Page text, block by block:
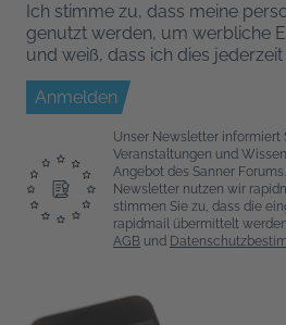
Ich stimme zu, dass meine
genutzt werden, um werbliche
und weiß, dass ich dies
Anmelden
Unser Newsletter informiert
Veranstaltungen und
Angebot des Sanner
Newsletter nutzen wir
stimmen Sie zu, dass die
rapidmail übermittelt
AGB und